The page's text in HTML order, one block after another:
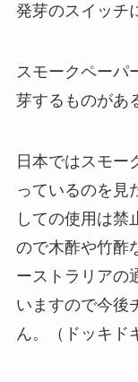
発芽のスイッチ
スモークペーパ
芽するものがあ
日本ではスモー
っているのを見
しての使用は禁
ので木酢や竹酢
ーストラリアの
いますので今後
ん。（ドッキド